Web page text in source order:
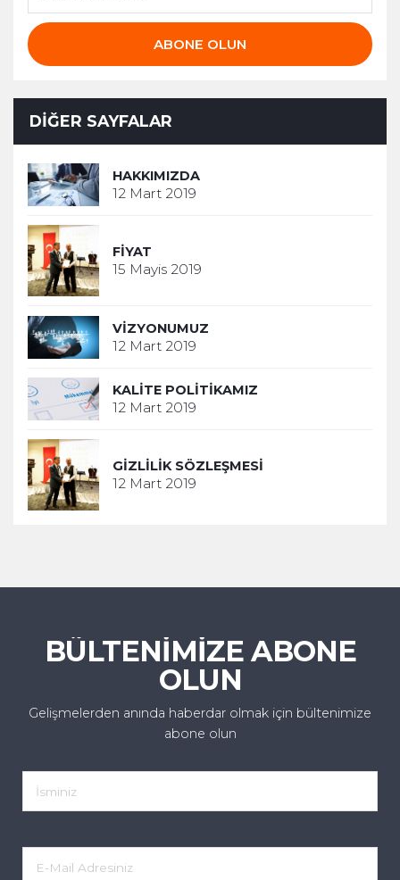
ABONE OLUN
DIĞER SAYFALAR
HAKKIMIZDA
12 Mart 2019
FIYAT
15 Mayis 2019
VIZYONUMUZ
12 Mart 2019
KALITE POLITIKAMIZ
12 Mart 2019
GIZLILIK SÖZLEŞMESI
12 Mart 2019
BÜLTENİMİZE ABONE
OLUN
Gelişmelerden anında haberdar olmak için bültenimize
abone olun